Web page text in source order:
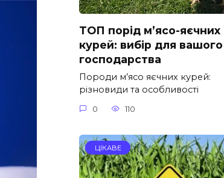
ТОП порід м’ясо-яєчних
курей: вибір для вашого
господарства
Породи м’ясо яєчних курей:
різновиди та особливості
0 110
ЦІКАВЕ